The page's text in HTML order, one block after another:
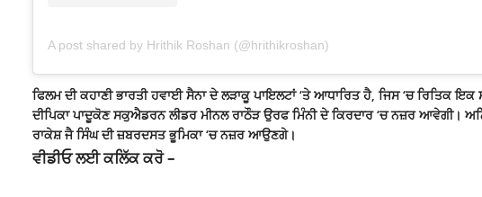
A post shared by Hrithik Roshan (@hrithikroshan)
ਫਿਲਮ ਦੀ ਕਹਾਣੀ ਭਾਰਤੀ ਹਵਾਈ ਸੈਨਾ ਦੇ ਲੜਾਕੂ ਪਾਇਲਟਾਂ ‘ਤੇ ਆਧਾਰਿਤ ਹੈ, ਜਿਸ ‘ਚ
ਦੀਪਿਕਾ ਪਾਦੂਕੋਣ ਸਕੁਐਡਰਨ ਲੀਡਰ ਮੀਨਲ ਰਾਠੌੜ ਉਰਫ ਮਿੰਨੀ ਦੇ ਕਿਰਦਾਰ ‘ਚ ਨਜ਼ਰ ਆਵੇਗੀ।
ਰਾਕੇਸ਼ ਜੈ ਸਿੰਘ ਦੀ ਜ਼ਬਰਦਸਤ ਭੂਮਿਕਾ ‘ਚ ਨਜ਼ਰ ਆਉਣਗੇ।
ਵੀਡੀਓ ਲਈ ਕਲਿੱਕ ਕਰੋ –